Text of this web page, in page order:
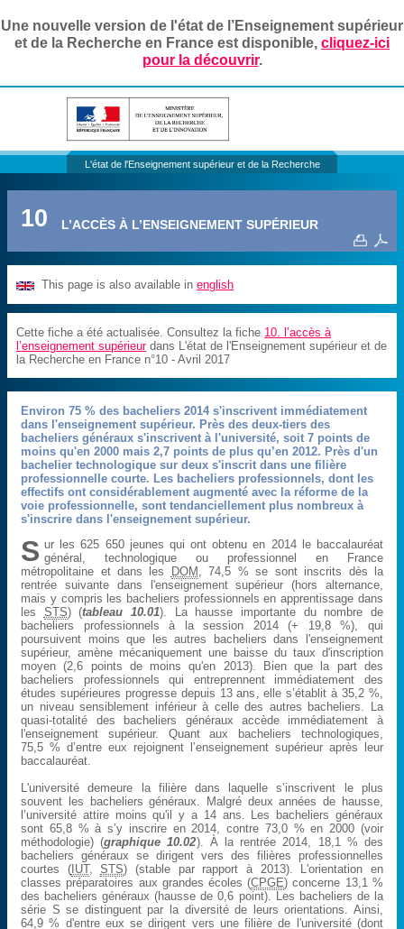
Une nouvelle version de l'état de l’Enseignement supérieur
et de la Recherche en France est disponible, cliquez-ici
pour la découvrir.
L'état de l'Enseignement supérieur et de la Recherche
10 L’ACCÈS À L’ENSEIGNEMENT SUPÉRIEUR
This page is also available inenglish
Cette fiche a été actualisée. Consultez la fiche 10. l’accès à
l’enseignement supérieurdans L'état de l'Enseignement supérieur et de
la Recherche en France n°10 - Avril 2017
Environ 75 % des bacheliers 2014 s'inscrivent immédiatement
dans l'enseignement supérieur. Près des deux-tiers des
bacheliers généraux s'inscrivent à l'université, soit 7 points de
moins qu'en 2000 mais 2,7 points de plus qu’en 2012. Près d'un
bachelier technologique sur deux s'inscrit dans une filière
professionnelle courte. Les bacheliers professionnels, dont les
effectifs ont considérablement augmenté avec la réforme de la
voie professionnelle, sont tendanciellement plus nombreux à
s'inscrire dans l'enseignement supérieur.
S ur les 625 650 jeunes qui ont obtenu en 2014 le baccalauréat
général, technologique ou professionnel en France
métropolitaine et dans les
DOM
, 74,5 % se sont inscrits dès la
rentrée suivante dans l'enseignement supérieur (hors alternance,
mais y compris les bacheliers professionnels en apprentissage dans
les STS) (tableau 10.01). La hausse importante du nombre de
bacheliers professionnels à la session 2014 (+ 19,8 %), qui
poursuivent moins que les autres bacheliers dans l'enseignement
supérieur, amène mécaniquement une baisse du taux d'inscription
moyen (2,6 points de moins qu'en 2013). Bien que la part des
bacheliers professionnels qui entreprennent immédiatement des
études supérieures progresse depuis 13 ans, elle s’établit à 35,2 %,
un niveau sensiblement inférieur à celle des autres bacheliers. La
quasi-totalité des bacheliers généraux accède immédiatement à
l'enseignement supérieur. Quant aux bacheliers technologiques,
75,5 % d’entre eux rejoignent l’enseignement supérieur après leur
baccalauréat.
L'université demeure la filière dans laquelle s’inscrivent le plus
souvent les bacheliers généraux. Malgré deux années de hausse,
l’université attire moins qu'il y a 14 ans. Les bacheliers généraux
sont 65,8 % à s’y inscrire en 2014, contre 73,0 % en 2000 (voir
méthodologie) (graphique 10.02). À la rentrée 2014, 18,1 % des
bacheliers généraux se dirigent vers des filières professionnelles
courtes (IUT,STS) (stable par rapport à 2013). L'orientation en
classes préparatoires aux grandes écoles (CPGE) concerne 13,1 %
des bacheliers généraux (hausse de 0,6 point). Les bacheliers de la
série S se distinguent par la diversité de leurs orientations. Ainsi,
64,9 % d'entre eux se dirigent vers une filière de l'université (dont